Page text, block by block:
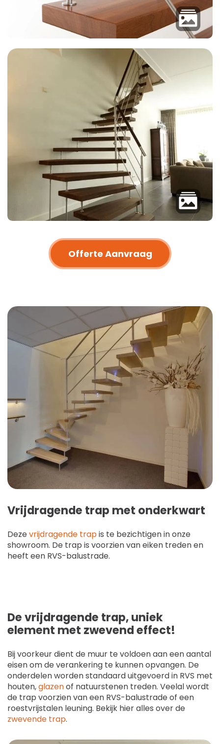
Offerte Aanvraag
Vrijdragende trap met onderkwart
Dezevrijdragende trapis te bezichtigen in onze
showroom. De trap is voorzien van eiken treden en
heeft een RVS-balustrade.
De vrijdragende trap, uniek
element met zwevend effect!
Bij voorkeur dient de muur te voldoen aan een aantal
eisen om de verankering te kunnen opvangen. De
onderdelen worden standaard uitgevoerd in RVS met
houten,glazenof natuurstenen treden. Veelal wordt
de trap voorzien van een RVS-balustrade of een
roestvrijstalen leuning. Bekijk hier alles over de
zwevende trap.